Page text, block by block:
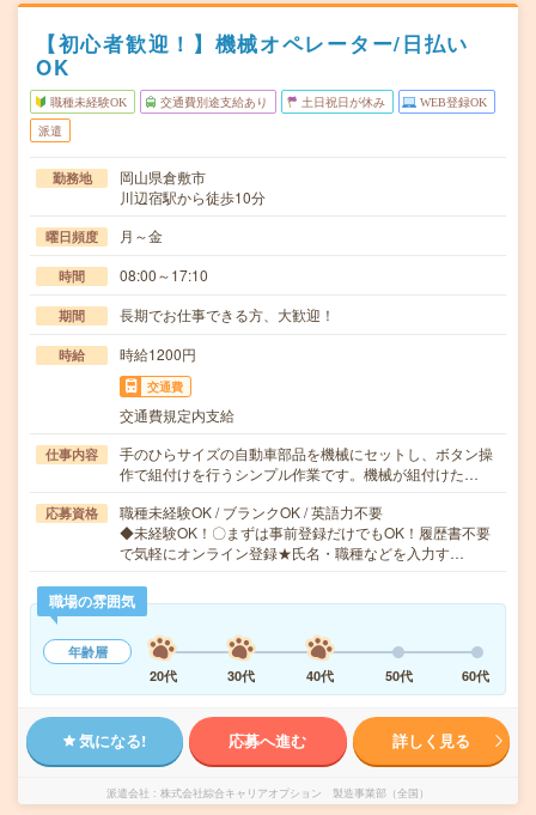
【初心者歓迎！】機械オペレーター/日払い
OK
職種未経験OK 交通費別途支給あり 土日祝日が休み WEB登録OK
派遣
勤務地
岡山県倉敷市
川辺宿駅から徒歩10分
曜日頻度 月～金
時間 08:00～17:10
期間 長期でお仕事できる方、大歓迎！
時給 時給1200円
交通費
交通費規定内支給
仕事内容
手のひらサイズの自動車部品を機械にセットし、ボタン操
作で組付けを行うシンプル作業です。機械が組付けた…
応募資格
職種未経験OK / ブランクOK / 英語力不要
◆未経験OK！〇まずは事前登録だけでもOK！履歴書不要
で気軽にオンライン登録★氏名・職種などを入力す…
職場の雰囲気
年齢層
20代
30代 40代 50代 60代
気になる! 応募へ進む 詳しく見る
派遣会社 株式会社綜合キャリアオプション 製造事業部（全国）